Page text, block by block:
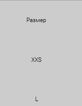
Размер
XXS
L